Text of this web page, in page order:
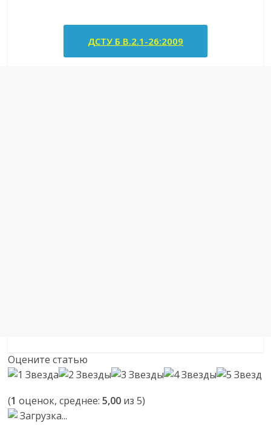
ДСТУ Б В.2.1-26:2009
Оцените статью
(1 оценок, среднее:5,00 из 5)
Загрузка...